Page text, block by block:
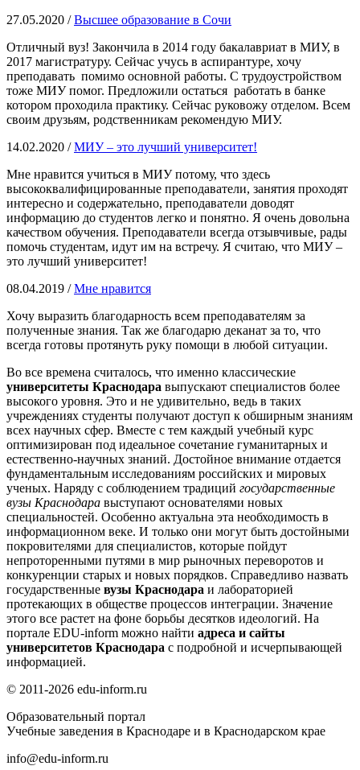
27.05.2020 /Высшее образование в Сочи
Отличный вуз! Закончила в 2014 году бакалавриат в МИУ, в
2017 магистратуру. Сейчас учусь в аспирантуре, хочу
преподавать помимо основной работы. С трудоустройством
тоже МИУ помог. Предложили остаться работать в банке
котором проходила практику. Сейчас руковожу отделом. Всем
своим друзьям, родственникам рекомендую МИУ.
14.02.2020 /МИУ – это лучший университет!
Мне нравится учиться в МИУ потому, что здесь
высококвалифицированные преподаватели, занятия проходят
интересно и содержательно, преподаватели доводят
информацию до студентов легко и понятно. Я очень довольна
качеством обучения. Преподаватели всегда отзывчивые, рады
помочь студентам, идут им на встречу. Я считаю, что МИУ –
это лучший университет!
08.04.2019 /Мне нравится
Хочу выразить благодарность всем преподавателям за
полученные знания. Так же благодарю деканат за то, что
всегда готовы протянуть руку помощи в любой ситуации.
Во все времена считалось, что именно классические
университеты Краснодара выпускают специалистов более
высокого уровня. Это и не удивительно, ведь в таких
учреждениях студенты получают доступ к обширным знаниям
всех научных сфер. Вместе с тем каждый учебный курс
оптимизирован под идеальное сочетание гуманитарных и
естественно-научных знаний. Достойное внимание отдается
фундаментальным исследованиям российских и мировых
ученых. Наряду с соблюдением традиций государственные
вузы Краснодара выступают основателями новых
специальностей. Особенно актуальна эта необходимость в
информационном веке. И только они могут быть достойными
покровителями для специалистов, которые пойдут
непроторенными путями в мир рыночных переворотов и
конкуренции старых и новых порядков. Справедливо назвать
государственные вузы Краснодара и лабораторией
протекающих в обществе процессов интеграции. Значение
этого все растет на фоне борьбы десятков идеологий. На
портале EDU-inform можно найти адреса и сайты
университетов Краснодара с подробной и исчерпывающей
информацией.
© 2011-2026 edu-inform.ru
Образовательный портал
Учебные заведения в Краснодаре и в Краснодарском крае
info@edu-inform.ru